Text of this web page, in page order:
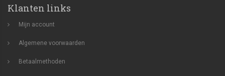
Klanten links
Mijn account
Algemene voorwaarden
Betaalmethoden